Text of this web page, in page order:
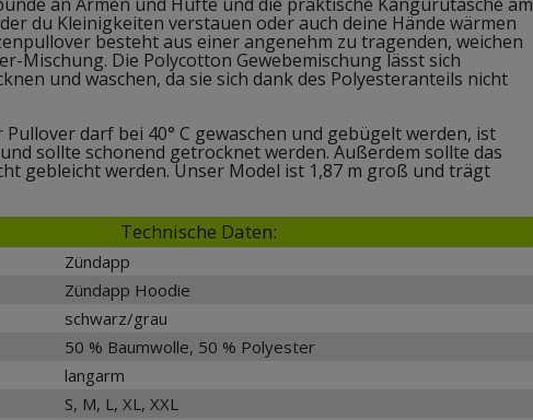
du Kleinigkeiten verstauen oder auch deine Hände wärmen
besteht aus einer angenehm zu tragenden, weichen
Mischung. Die Polycotton Gewebemischung lässt sich
und waschen, da sie sich dank des Polyesteranteils nicht
Pullover darf bei 40° C gewaschen und gebügelt werden, ist
sollte schonend getrocknet werden. Außerdem sollte das
gebleicht werden. Unser Model ist 1,87 m groß und trägt
Technische Daten:
Zündapp
Zündapp Hoodie
schwarz/grau
50 % Baumwolle, 50 % Polyester
langarm
S, M, L, XL, XXL